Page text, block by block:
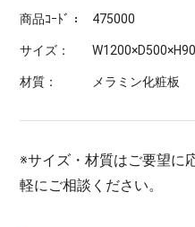
商品ｺｰﾄﾞ： 475000
サイズ：
材質： メラミン化粧板
※サイズ・材質はご要望に
軽にご相談ください。